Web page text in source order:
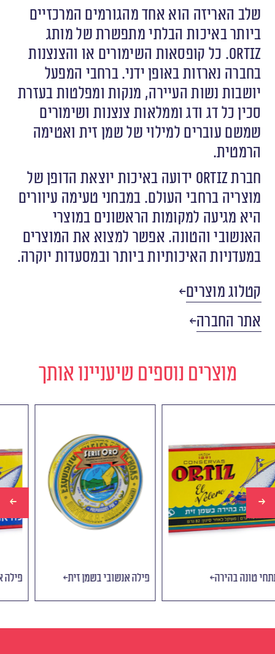
שלב האריזה הוא אחד מהגורמים המרכזיים
ביותר באיכות הבלתי מתפשרת של מותג
Ortiz. כל קופסאות השימורים או והצנצנות
בחברה נארזות באופן ידני. ברחבי המפעל
יושבות נשות העיירה, מנקות ומפלטות בעזרת
סכין כל דג ודג וממלאות צנצנות ושימורים
שמשם עוברים למילוי של שמן זית ואטימה
הרמטית.
חברתOrtiz ידועה באיכות יוצאת הדופן של
מוצריה ברחבי העולם. במבחני טעימה עיוורים
היא מגיעה למקומות הראשונים במוצרי
האנשובי והטונה. אפשר למצוא את המוצרים
במעדניות האיכותיות ביותר ובמסעדות יוקרה.
קטלוג מוצרים
אתר החברה
מוצרים נוספים שיעניינו אותך
פילה‭ ‬אנשובי בשמן זית‭ נתחי טונה בהירה